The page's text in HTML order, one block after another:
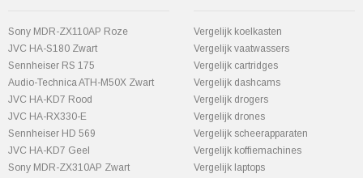
Sony MDR-ZX110AP Roze
JVC HA-S180 Zwart
Sennheiser RS 175
Audio-Technica ATH-M50X Zwart
JVC HA-KD7 Rood
JVC HA-RX330-E
Sennheiser HD 569
JVC HA-KD7 Geel
Sony MDR-ZX310AP Zwart
Vergelijk koelkasten
Vergelijk vaatwassers
Vergelijk cartridges
Vergelijk dashcams
Vergelijk drogers
Vergelijk drones
Vergelijk scheerapparaten
Vergelijk koffiemachines
Vergelijk laptops